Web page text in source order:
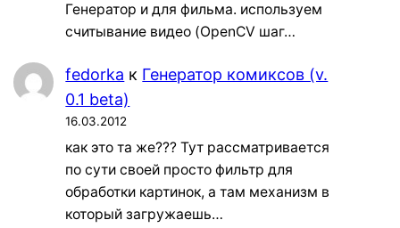
Генератор и для фильма. используем
считывание видео (OpenCV шаг…
fedorka к Генератор комиксов (v.
0.1 beta)
16.03.2012
как это та же??? Тут рассматривается
по сути своей просто фильтр для
обработки картинок, а там механизм в
который загружаешь…